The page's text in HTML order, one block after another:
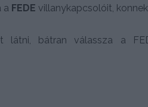
a FEDE villanykapcsolóit,
látni, bátran válassza a